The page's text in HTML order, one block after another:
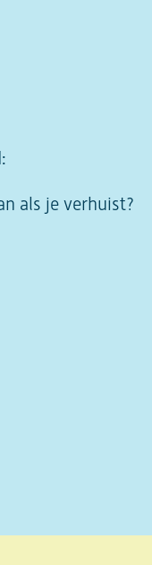
als je verhuist?